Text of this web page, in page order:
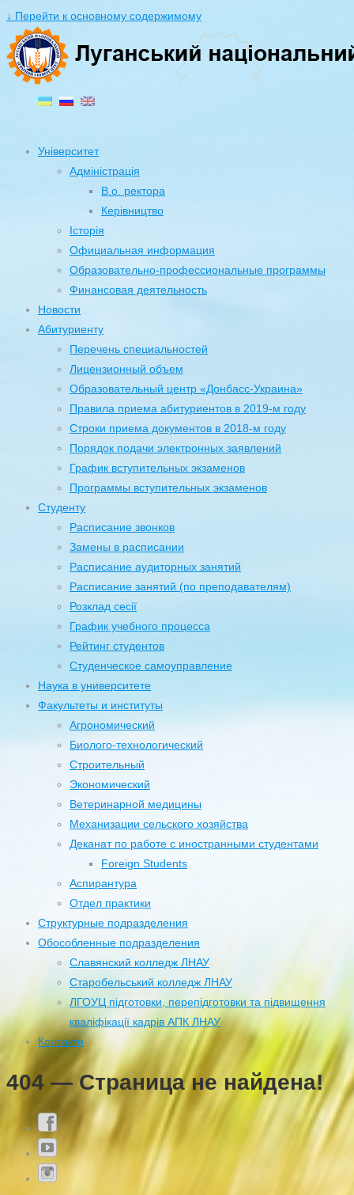
↓ Перейти к основному содержимому
Університет
Адміністрація
В.о. ректора
Керівництво
Історія
Официальная информация
Образовательно-профессиональные программы
Финансовая деятельность
Новости
Абитуриенту
Перечень специальностей
Лицензионный объем
Образовательный центр «Донбасс-Украина»
Правила приема абитуриентов в 2019-м году
Строки приема документов в 2018-м году
Порядок подачи электронных заявлений
График вступительных экзаменов
Программы вступительных экзаменов
Студенту
Расписание звонков
Замены в расписании
Расписание аудиторных занятий
Расписание занятий (по преподавателям)
Розклад сесії
График учебного процесса
Рейтинг студентов
Студенческое самоуправление
Наука в университете
Факультеты и институты
Агрономический
Биолого-технологический
Строительный
Экономический
Ветеринарной медицины
Механизации сельского хозяйства
Деканат по работе с иностранными студентами
Foreign Students
Аспирантура
Отдел практики
Структурные подразделения
Обособленные подразделения
Славянский колледж ЛНАУ
Старобельський колледж ЛНАУ
ЛГОУЦ підготовки, перепідготовки та підвищення
кваліфікації кадрів АПК ЛНАУ
Контакти
404 — Страница не найдена!